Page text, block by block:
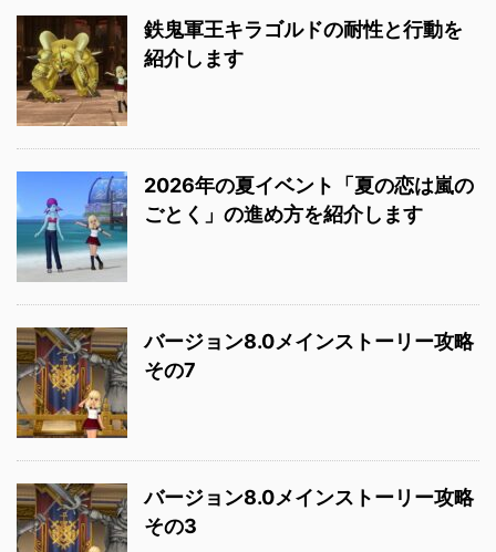
鉄鬼軍王キラゴルドの耐性と行動を
紹介します
2026年の夏イベント「夏の恋は嵐の
ごとく」の進め方を紹介します
バージョン8.0メインストーリー攻略
その7
バージョン8.0メインストーリー攻略
その3